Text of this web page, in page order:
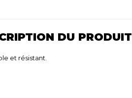
DU PRODUIT
et résistant.